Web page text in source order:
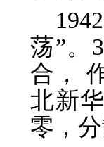
荡”。
合，
北新
零，分